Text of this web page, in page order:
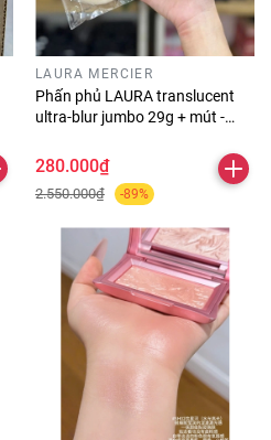
LAURA MERCIER
Phấn phủ LAURA translucent
ultra-blur jumbo 29g + mút -
280.000₫
2.550.000₫ -89%